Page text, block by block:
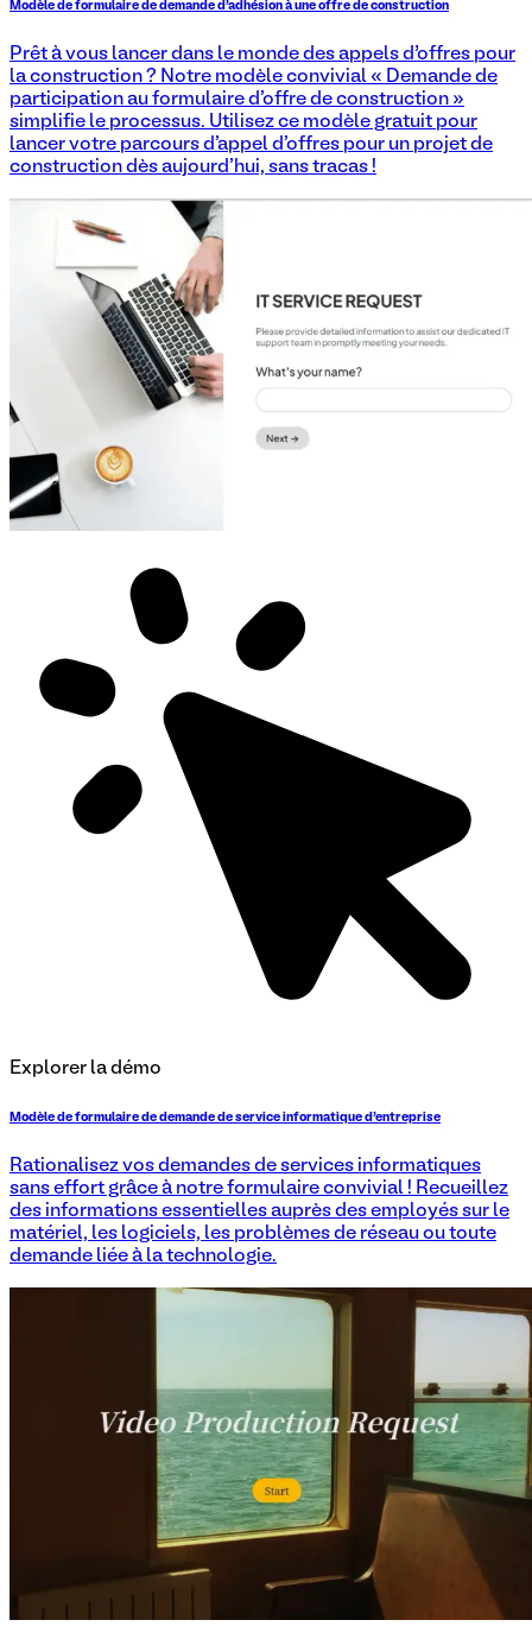
Modèle de formulaire de demande d'adhésion à une offre de construction
Prêt à vous lancer dans le monde des appels d’offres pour
la construction ? Notre modèle convivial « Demande de
participation au formulaire d'offre de construction »
simplifie le processus. Utilisez ce modèle gratuit pour
lancer votre parcours d'appel d'offres pour un projet de
construction dès aujourd'hui, sans tracas !
Explorer la démo
Modèle de formulaire de demande de service informatique d'entreprise
Rationalisez vos demandes de services informatiques
sans effort grâce à notre formulaire convivial ! Recueillez
des informations essentielles auprès des employés sur le
matériel, les logiciels, les problèmes de réseau ou toute
demande liée à la technologie.